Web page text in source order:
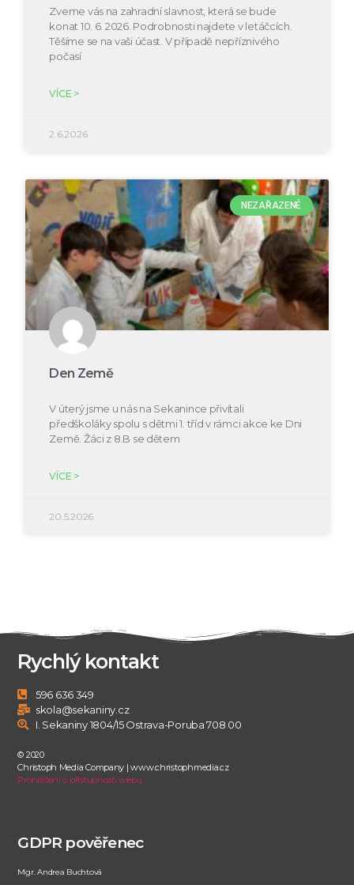
Zveme vás na zahradní slavnost, která se bude
konat 10. 6. 2026. Podrobnosti najdete v letáčcích.
Těšíme se na vaši účast. V případě nepříznivého
počasí
VÍCE >
2.6.2026
NEZAŘAZENÉ
Den Země
V úterý jsme u nás na Sekanince přivítali
předškoláky spolu s dětmi 1. tříd v rámci akce ke Dni
Země. Žáci z 8.B se dětem
VÍCE >
20.5.2026
Rychlý kontakt
596 636 349
skola@sekaniny.cz
I. Sekaniny 1804/15 Ostrava-Poruba 708 00
© 2020
Christoph Media Company | www.christophmedia.cz
Prohlášení o přístupnosti webu
GDPR pověřenec
Mgr. Andrea Buchtová